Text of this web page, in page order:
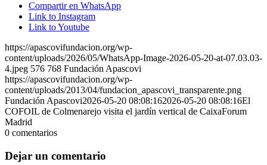
Compartir en WhatsApp
Link to Instagram
Link to Youtube
https://apascovifundacion.org/wp-
content/uploads/2026/05/WhatsApp-Image-2026-05-20-at-07.03.03-
4.jpeg 576 768 Fundación Apascovi
https://apascovifundacion.org/wp-
content/uploads/2013/04/fundacion_apascovi_transparente.png
Fundación Apascovi2026-05-20 08:08:162026-05-20 08:08:16El
COFOIL de Colmenarejo visita el jardín vertical de CaixaForum
Madrid
0 comentarios
Dejar un comentario